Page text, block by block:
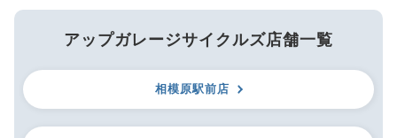
アップガレージサイクルズ店舗一覧
相模原駅前店